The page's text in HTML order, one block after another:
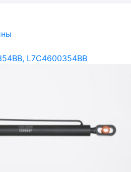
L7C4600354BB